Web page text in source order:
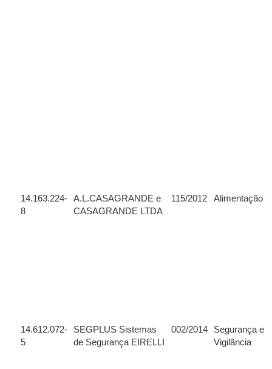
14.163.224-
8
A.L.CASAGRANDE e
CASAGRANDE LTDA
115/2012 Alimentação
14.612.072-
5
SEGPLUS Sistemas
de Segurança EIRELLI
002/2014
Segurança e
Vigilância